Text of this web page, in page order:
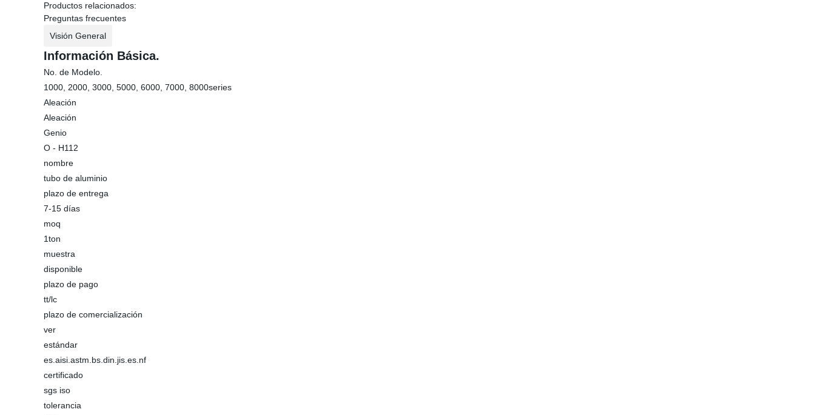
Productos relacionados:
Preguntas frecuentes
Visión General
Información Básica.
No. de Modelo.
1000, 2000, 3000, 5000, 6000, 7000, 8000series
Aleación
Aleación
Genio
O - H112
nombre
tubo de aluminio
plazo de entrega
7-15 días
moq
1ton
muestra
disponible
plazo de pago
tt/lc
plazo de comercialización
ver
estándar
es.aisi.astm.bs.din.jis.es.nf
certificado
sgs iso
tolerancia